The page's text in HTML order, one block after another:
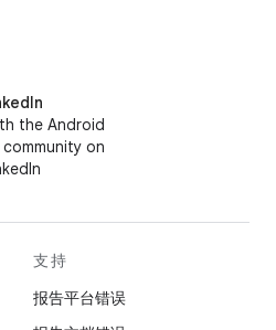
the Android
on
支持
报告平台错误